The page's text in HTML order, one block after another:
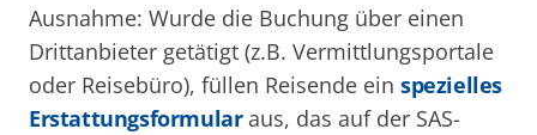
Ausnahme: Wurde die Buchung über einen
Drittanbieter getätigt (z.B. Vermittlungsportale
oder Reisebüro), füllen Reisende ein spezielles
Erstattungsformularaus, das auf der SAS-